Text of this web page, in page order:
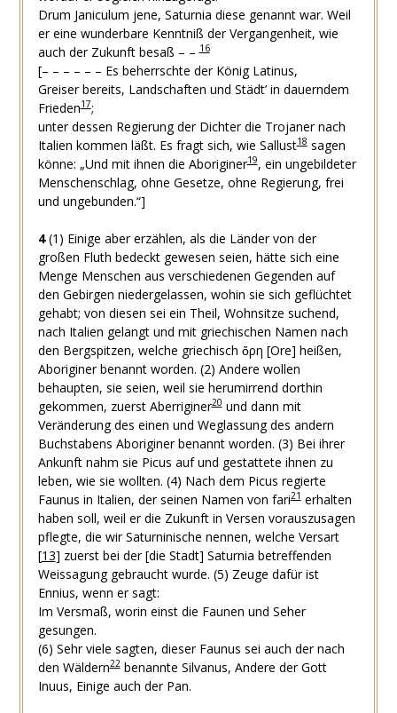
Drum Janiculum jene, Saturnia diese genannt war. Weil
er eine wunderbare Kenntniß der Vergangenheit, wie
auch der Zukunft besaß – –16
[– – – – – – Es beherrschte der König Latinus,
Greiser bereits, Landschaften und Städt’ in dauerndem
Frieden17;
unter dessen Regierung der Dichter die Trojaner nach
Italien kommen läßt. Es fragt sich, wie Sallust18sagen
könne: „Und mit ihnen die Aboriginer19, ein ungebildeter
Menschenschlag, ohne Gesetze, ohne Regierung, frei
und ungebunden.“]
4 (1) Einige aber erzählen, als die Länder von der
großen Fluth bedeckt gewesen seien, hätte sich eine
Menge Menschen aus verschiedenen Gegenden auf
den Gebirgen niedergelassen, wohin sie sich geflüchtet
gehabt; von diesen sei ein Theil, Wohnsitze suchend,
nach Italien gelangt und mit griechischen Namen nach
den Bergspitzen, welche griechisch ὄρη [Ore] heißen,
Aboriginer benannt worden. (2) Andere wollen
behaupten, sie seien, weil sie herumirrend dorthin
gekommen, zuerst Aberriginer20und dann mit
Veränderung des einen und Weglassung des andern
Buchstabens Aboriginer benannt worden. (3) Bei ihrer
Ankunft nahm sie Picus auf und gestattete ihnen zu
leben, wie sie wollten. (4) Nach dem Picus regierte
Faunus in Italien, der seinen Namen von fari21erhalten
haben soll, weil er die Zukunft in Versen vorauszusagen
pflegte, die wir Saturninische nennen, welche Versart
[13] zuerst bei der [die Stadt] Saturnia betreffenden
Weissagung gebraucht wurde. (5) Zeuge dafür ist
Ennius, wenn er sagt:
Im Versmaß, worin einst die Faunen und Seher
gesungen.
(6) Sehr viele sagten, dieser Faunus sei auch der nach
den Wäldern22benannte Silvanus, Andere der Gott
Inuus, Einige auch der Pan.